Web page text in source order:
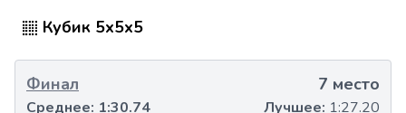
Кубик 5x5x5
Финал 7 место
Среднее: 1:30.74 Лучшее: 1:27.20